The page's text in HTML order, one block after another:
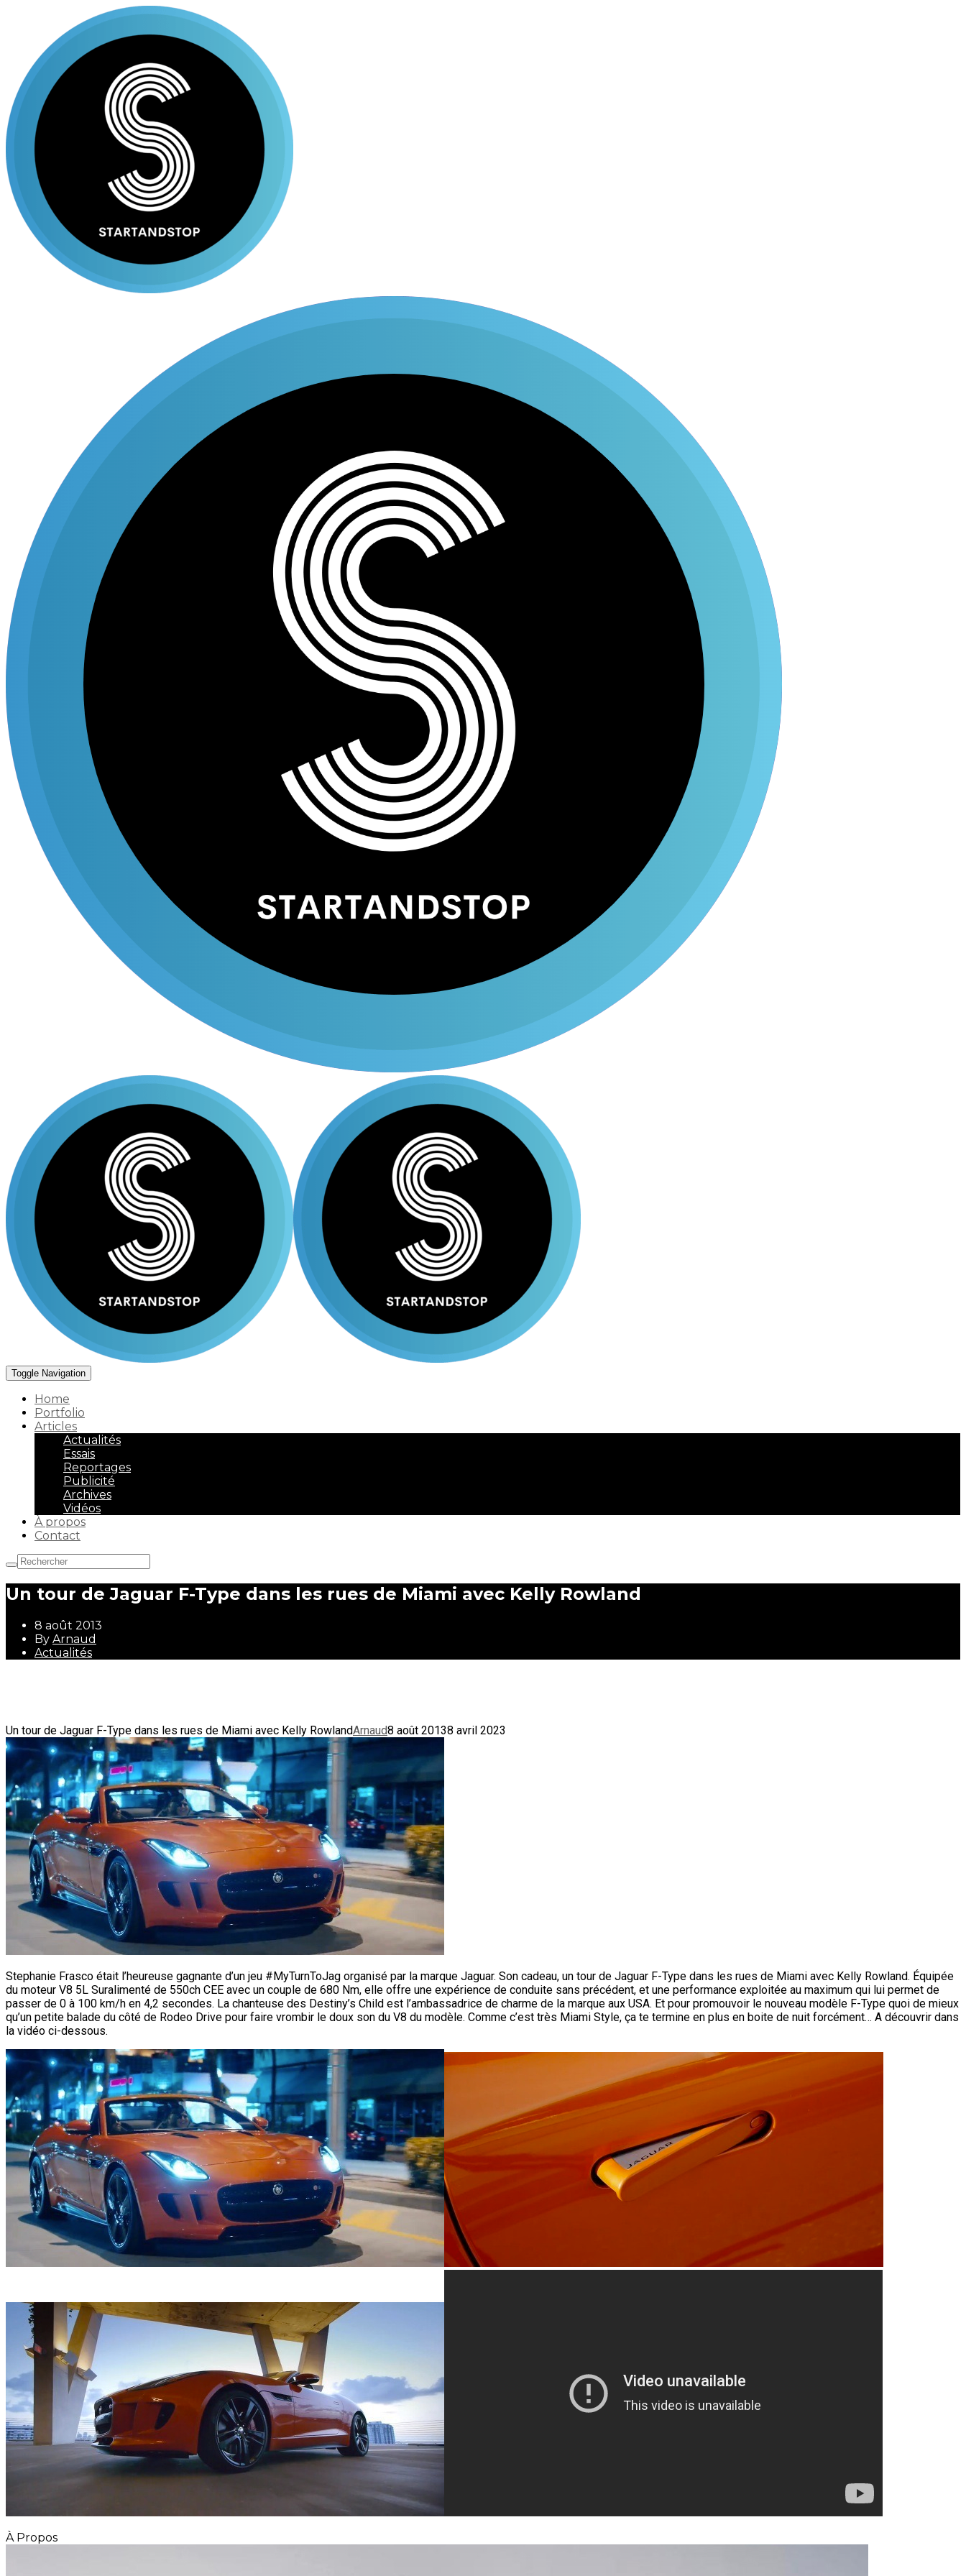
Toggle Navigation
Home
Portfolio
Articles
Actualités
Essais
Reportages
Publicité
Archives
Vidéos
À propos
Contact
Un tour de Jaguar F-Type dans les rues de Miami avec Kelly Rowland
8 août 2013
By Arnaud
Actualités
Un tour de Jaguar F-Type dans les rues de Miami avec Kelly RowlandArnaud8 août 20138 avril 2023
Stephanie Frasco était l’heureuse gagnante d’un jeu #MyTurnToJag organisé par la marque Jaguar. Son cadeau, un tour de Jaguar F-Type dans les rues de Miami avec Kelly Rowland. Équipée
du moteur V8 5L Suralimenté de 550ch CEE avec un couple de 680 Nm, elle offre une expérience de conduite sans précédent, et une performance exploitée au maximum qui lui permet de
passer de 0 à 100 km/h en 4,2 secondes. La chanteuse des Destiny’s Child est l’ambassadrice de charme de la marque aux USA. Et pour promouvoir le nouveau modèle F-Type quoi de mieux
qu’un petite balade du côté de Rodeo Drive pour faire vrombir le doux son du V8 du modèle. Comme c’est très Miami Style, ça te termine en plus en boite de nuit forcément… A découvrir dans
la vidéo ci-dessous.
À Propos